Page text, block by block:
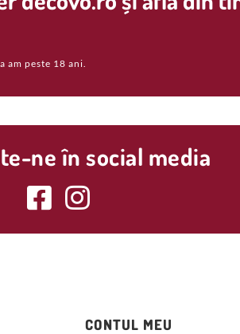
peste 18 ani.
ne în social media
CONTUL MEU